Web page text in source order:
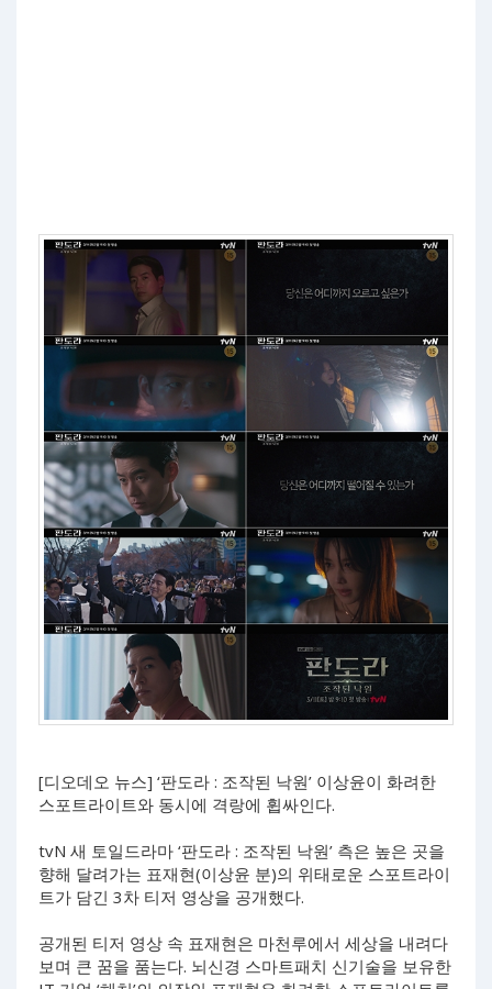
[디오데오 뉴스] ‘판도라 : 조작된 낙원’ 이상윤이 화려한
스포트라이트와 동시에 격랑에 휩싸인다.
tvN 새 토일드라마 ‘판도라 : 조작된 낙원’ 측은 높은 곳을
향해 달려가는 표재현(이상윤 분)의 위태로운 스포트라이
트가 담긴 3차 티저 영상을 공개했다.
공개된 티저 영상 속 표재현은 마천루에서 세상을 내려다
보며 큰 꿈을 품는다. 뇌신경 스마트패치 신기술을 보유한